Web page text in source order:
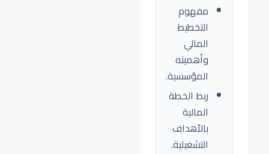
مفهوم
التخطيط
المالي
وأهميته
المؤسسية.
ربط الخطة
المالية
بالأهداف
التشغيلية.